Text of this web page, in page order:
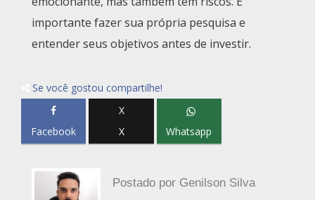
importante fazer sua própria pesquisa e
entender seus objetivos antes de investir.
Se você gostou compartilhe!
Facebook
X
X
Whatsapp
Postado por Genilson Silva